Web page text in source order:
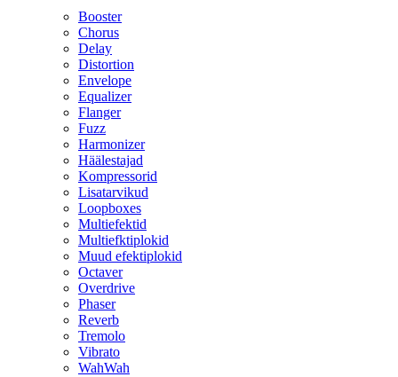
Booster
Chorus
Delay
Distortion
Envelope
Equalizer
Flanger
Fuzz
Harmonizer
Häälestajad
Kompressorid
Lisatarvikud
Loopboxes
Multiefektid
Multiefktiplokid
Muud efektiplokid
Octaver
Overdrive
Phaser
Reverb
Tremolo
Vibrato
WahWah